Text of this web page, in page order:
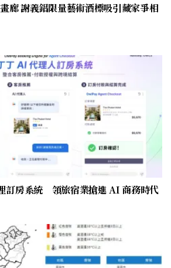
廊 謝義錩限量藝術酒標吸引藏家爭相
訂房系統 領旅宿業搶進 AI 商務時代